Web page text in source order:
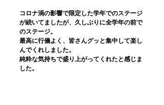
コロナ渦の影響で限定した学年でのステージ
が続いてましたが、久しぶりに全学年の前で
のステージ。
最高に行儀よく、皆さんグッと集中して楽し
んでくれしました。
純粋な気持ちで盛り上がってくれたと感じま
した。